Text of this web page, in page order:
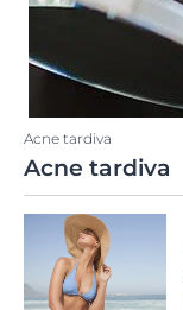
Acne tardiva
Acne tardiva